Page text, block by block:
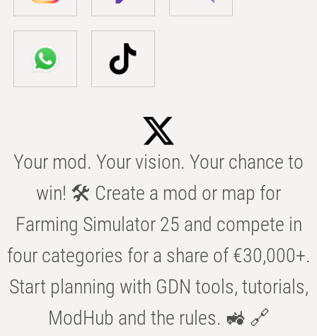
Your mod. Your vision. Your chance to
win! 🛠️ Create a mod or map for
Farming Simulator 25 and compete in
four categories for a share of €30,000+.
Start planning with GDN tools, tutorials,
ModHub and the rules. 🚜 🔗